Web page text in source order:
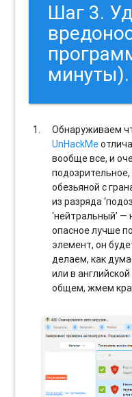
Шаг 3.
минуты).
Обнаруживаем
UnHackMe
вообще все, и
обезьяной с
из разряда
‘нейтральный’ —
опасное лучше
элемент, он
делаем, как
или в
общем, жмем